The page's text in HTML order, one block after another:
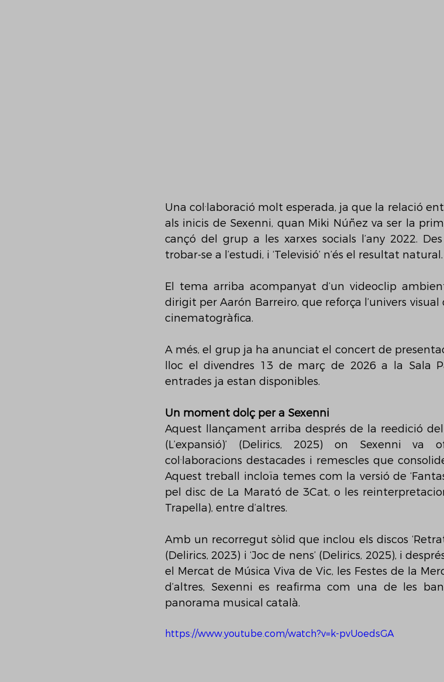
Una col·laboració molt esperada, ja que la relació
als inicis de Sexenni, quan Miki Núñez va ser la
cançó del grup a les xarxes socials l’any 2022.
trobar-se a l’estudi, i ‘Televisió’ n’és el resultat natural.
El tema arriba acompanyat d’un videoclip
dirigit per Aarón Barreiro, que reforça l’univers
cinematogràfica.
A més, el grup ja ha anunciat el concert de
lloc el divendres 13 de març de 2026 a la Sala
entrades ja estan disponibles.
Un moment dolç per a Sexenni
Aquest llançament arriba després de la reedició del
(L’expansió)’ (Delirics, 2025) on Sexenni va
col·laboracions destacades i remescles que
Aquest treball incloïa temes com la versió de
pel disc de La Marató de 3Cat, o les
Trapella), entre d’altres.
Amb un recorregut sòlid que inclou els discos
(Delirics, 2023) i ‘Joc de nens’ (Delirics, 2025), i
el Mercat de Música Viva de Vic, les Festes de la
d’altres, Sexenni es reafirma com una de les
panorama musical català.
https://www.youtube.com/watch?v=k-pvUoedsGA